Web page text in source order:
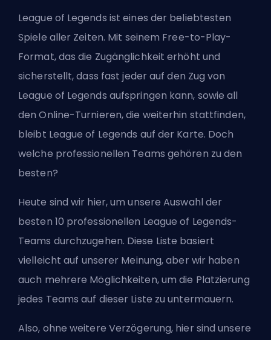
League of Legends ist eines der beliebtesten
Spiele aller Zeiten. Mit seinem Free-to-Play-
Format, das die Zugänglichkeit erhöht und
sicherstellt, dass fast jeder auf den Zug von
League of Legends aufspringen kann, sowie all
den Online-Turnieren, die weiterhin stattfinden,
bleibt League of Legends auf der Karte. Doch
welche professionellen Teams gehören zu den
besten?
Heute sind wir hier, um unsere Auswahl der
besten 10 professionellen League of Legends-
Teams durchzugehen. Diese Liste basiert
vielleicht auf unserer Meinung, aber wir haben
auch mehrere Möglichkeiten, um die Platzierung
jedes Teams auf dieser Liste zu untermauern.
Also, ohne weitere Verzögerung, hier sind unsere